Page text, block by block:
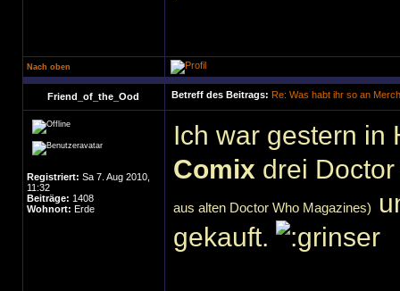
Nach oben
Friend_of_the_Ood Betreff des Beitrags: Re: Was habt ihr so an
Registriert: Sa 7. Aug 2010,
11:32
Beiträge: 1408
Wohnort: Erde
Ich war gestern in
Comix drei
aus alten Doctor Who Magazines)
gekauft.